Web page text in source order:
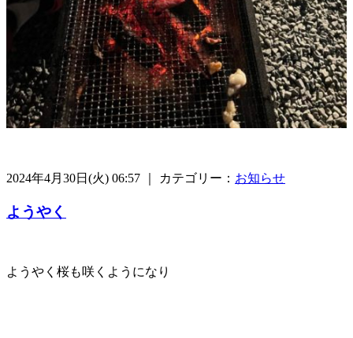
2024年4月30日(火) 06:57 ｜ カテゴリー： お知らせ
ようやく
ようやく桜も咲くようになり